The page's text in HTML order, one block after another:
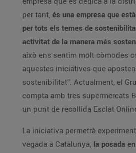
per tant, és una empresa que
per tots els temes de
activitat de la manera més
això ens sentim molt còmodes
aquestes iniciatives que
sostenibilitat". Actualment, el
compta amb tres supermercats
un punt de recollida Esclat
La iniciativa permetrà
vegada a Catalunya, la posada